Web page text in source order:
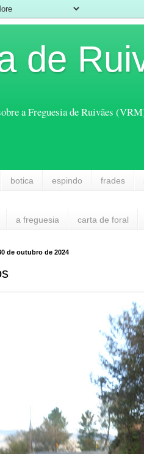
de
a Freguesia de Ruivães
botica espindo frades
a freguesia carta de foral
de outubro de 2024